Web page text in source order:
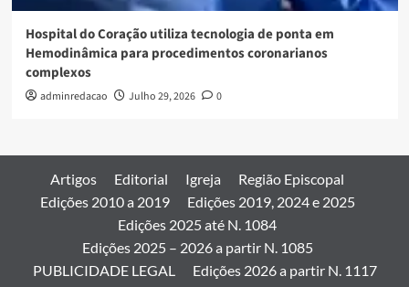
Hospital do Coração utiliza tecnologia de ponta em
Hemodinâmica para procedimentos coronarianos
complexos
adminredacao Julho 29, 2026 0
Artigos Editorial Igreja
Região Episcopal
Edições 2010 a 2019
Edições 2019, 2024 e 2025
Edições 2025 até N. 1084
Edições 2025 – 2026 a partir N. 1085
PUBLICIDADE LEGAL
Edições 2026 a partir N. 1117